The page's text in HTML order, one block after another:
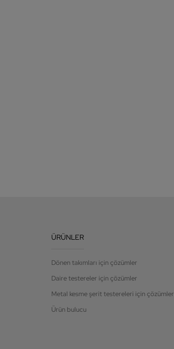
ÜRÜNLER
Dönen takımları için çözümler
Daire testereler için çözümler
Metal kesme şerit testereleri için çözümler
Ürün bulucu